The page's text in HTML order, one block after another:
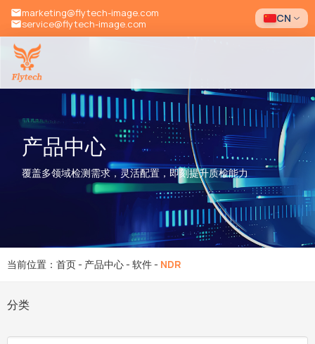
marketing@flytech-image.com
service@flytech-image.com
CN
产品中心
覆盖多领域检测需求，灵活配置，即刻提升质检能力
当前位置：首页- 产品中心- 软件- NDR
分类